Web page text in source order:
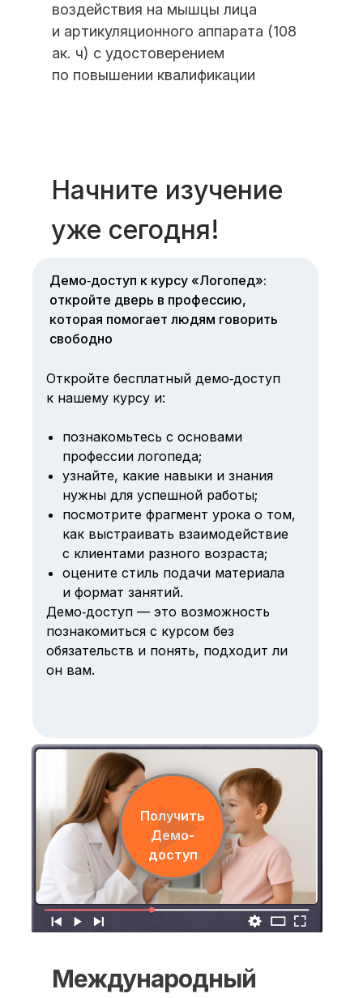
воздействия на мышцы лица
и артикуляционного аппарата (108
ак. ч) с удостоверением
по повышении квалификации
Начните изучение
уже сегодня!
Демо‑доступ к курсу «Логопед»:
откройте дверь в профессию,
которая помогает людям говорить
свободно
Откройте бесплатный демо‑доступ
к нашему курсу и:
познакомьтесь с основами
профессии логопеда;
узнайте, какие навыки и знания
нужны для успешной работы;
посмотрите фрагмент урока о том,
как выстраивать взаимодействие
с клиентами разного возраста;
оцените стиль подачи материала
и формат занятий.
Демо‑доступ — это возможность
познакомиться с курсом без
обязательств и понять, подходит ли
он вам.
Получить
Демо-
доступ
Международный